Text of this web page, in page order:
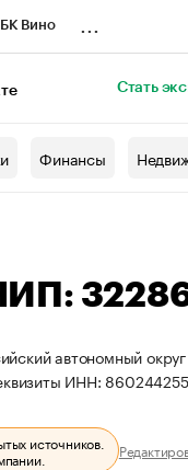
Вино
Стать
Финансы
автономный
ИНН:
источников.